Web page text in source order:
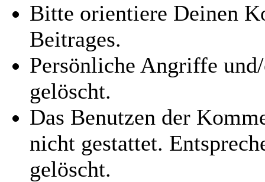
Bitte orientiere Deinen
Beitrages.
Persönliche Angriffe
gelöscht.
Das Benutzen der
nicht gestattet.
gelöscht.